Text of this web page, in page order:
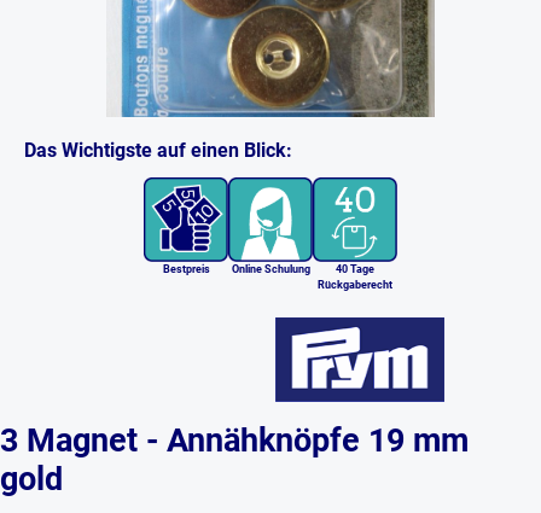
Das Wichtigste auf einen Blick:
Bestpreis Online Schulung
40 Tage
Rückgaberecht
3 Magnet - Annähknöpfe 19 mm
gold